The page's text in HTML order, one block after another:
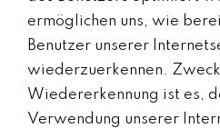
ermöglichen uns, wie
Benutzer unserer
wiederzuerkennen.
Wiedererkennung ist es,
Verwendung unserer